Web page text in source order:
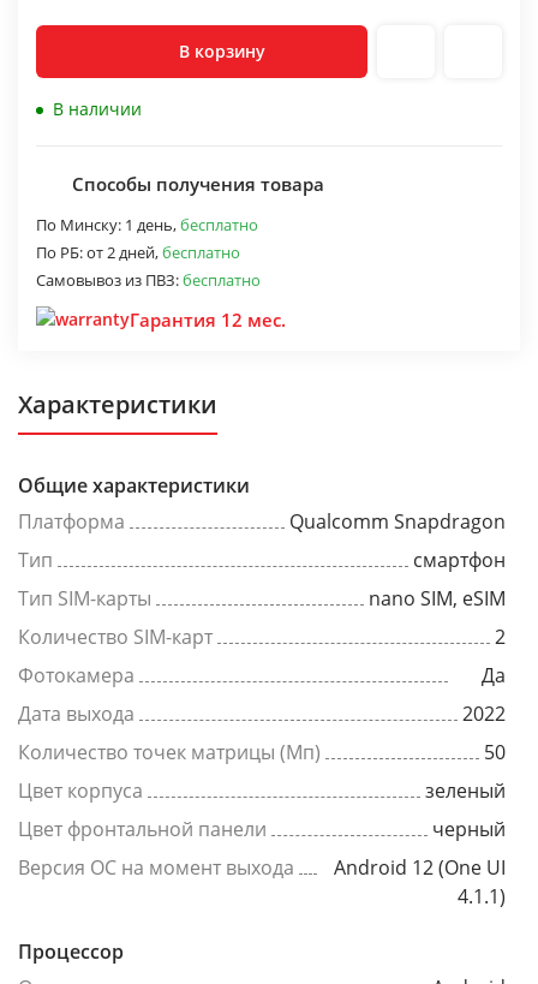
В корзину
В наличии
Способы получения товара
По Минску: 1 день,бесплатно
По РБ:от 2 дней,бесплатно
Самовывоз из ПВЗ:бесплатно
Гарантия 12 мес.
Характеристики
Общие характеристики
Платформа
Qualcomm Snapdragon
Тип
смартфон
Тип SIM-карты
nano SIM, eSIM
Количество SIM-карт
2
Фотокамера
Да
Дата выхода
2022
Количество точек матрицы (Мп)
50
Цвет корпуса
зеленый
Цвет фронтальной панели
черный
Версия ОС на момент выхода
Android 12 (One UI
4.1.1)
Процессор